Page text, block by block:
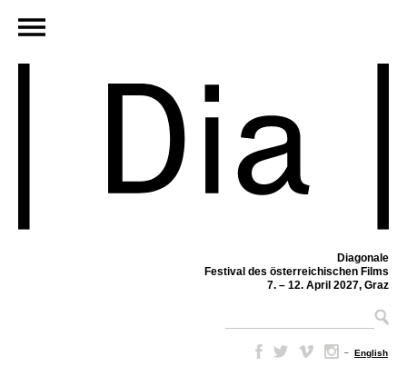
Diagonale
Festival des österreichischen Films
7. – 12. April 2027, Graz
– English